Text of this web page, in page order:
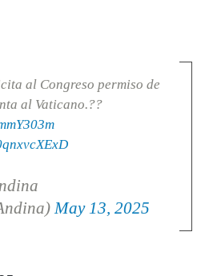
al Congreso permiso de
al Vaticano.??
May 13, 2025